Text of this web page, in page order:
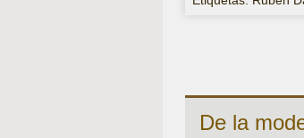
De la